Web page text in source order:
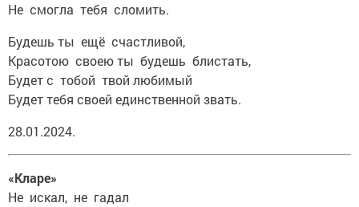
Не смогла тебя сломить.
Будешь ты ещё счастливой,
Красотою своею ты будешь блистать,
Будет с тобой твой любимый
Будет тебя своей единственной звать.
28.01.2024.
«Кларе»
Не искал, не гадал